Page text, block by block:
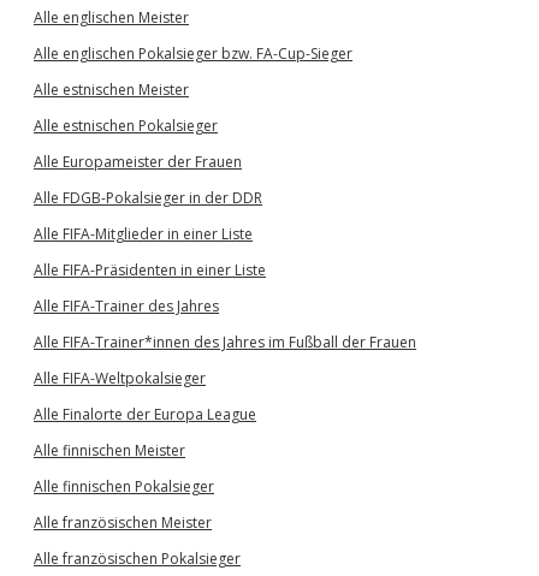
Alle englischen Meister
Alle englischen Pokalsieger bzw. FA-Cup-Sieger
Alle estnischen Meister
Alle estnischen Pokalsieger
Alle Europameister der Frauen
Alle FDGB-Pokalsieger in der DDR
Alle FIFA-Mitglieder in einer Liste
Alle FIFA-Präsidenten in einer Liste
Alle FIFA-Trainer des Jahres
Alle FIFA-Trainer*innen des Jahres im Fußball der Frauen
Alle FIFA-Weltpokalsieger
Alle Finalorte der Europa League
Alle finnischen Meister
Alle finnischen Pokalsieger
Alle französischen Meister
Alle französischen Pokalsieger